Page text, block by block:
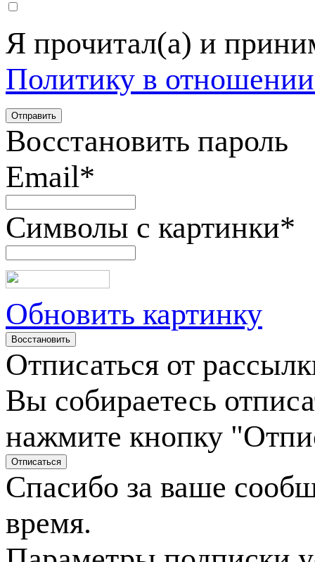
Я прочитал(а) и
Политику в
Восстановить пароль
Email*
Символы с картинки*
Обновить картинку
Отписаться от
Вы собираетесь
нажмите кнопку
Спасибо за ваше
время.